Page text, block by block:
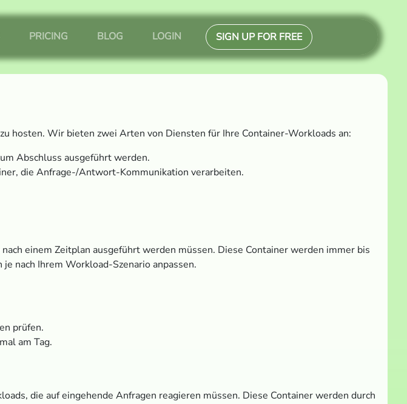
PRICING BLOG LOGIN SIGN UP FOR FREE
hosten. Wir bieten zwei Arten von Diensten für Ihre Container-Workloads an:
Abschluss ausgeführt werden.
die Anfrage-/Antwort-Kommunikation verarbeiten.
einem Zeitplan ausgeführt werden müssen. Diese Container werden immer bis
nach Ihrem Workload-Szenario anpassen.
prüfen.
am Tag.
die auf eingehende Anfragen reagieren müssen. Diese Container werden durch